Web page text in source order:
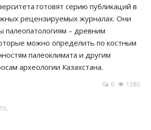
готовят серию публикаций в
рецензируемых журналах. Они
палеопатологиям – древним
можно определить по костным
палеоклимата и другим
археологии Казахстана.
0 1280